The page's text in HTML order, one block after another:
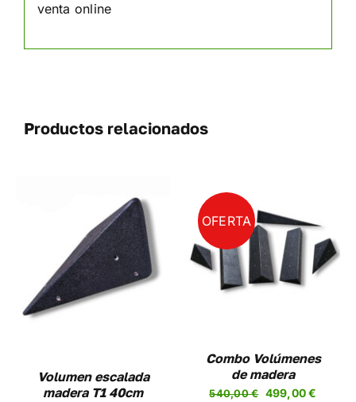
venta online
Productos relacionados
Volumen escalada
madera T1 40cm
OFERTA
AÑADIR AL CARRITO
Combo Volúmenes
de madera
540,00€
El
499,00€